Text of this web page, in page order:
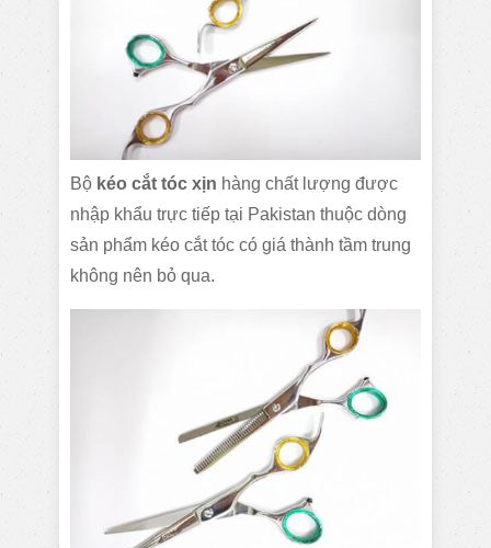
Bộ kéo cắt tóc xịn hàng chất lượng được
nhập khẩu trực tiếp tại Pakistan thuộc dòng
sản phẩm kéo cắt tóc có giá thành tầm trung
không nên bỏ qua.